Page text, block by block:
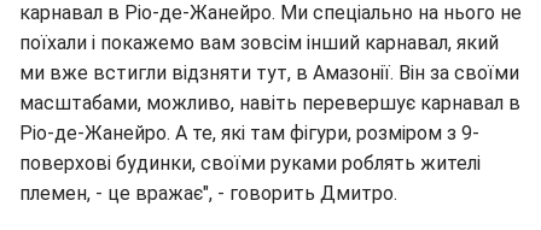
карнавал в Ріо-де-Жанейро. Ми спеціально на нього не
поїхали і покажемо вам зовсім інший карнавал, який
ми вже встигли відзняти тут, в Амазонії. Він за своїми
масштабами, можливо, навіть перевершує карнавал в
Ріо-де-Жанейро. А те, які там фігури, розміром з 9-
поверхові будинки, своїми руками роблять жителі
племен, - це вражає", - говорить Дмитро.